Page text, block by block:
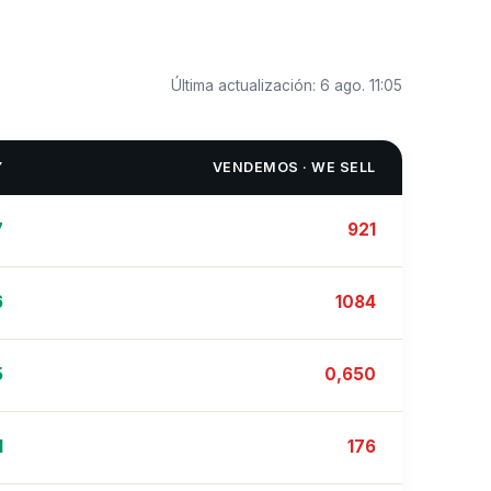
Última actualización:6 ago. 11:05
VENDEMOS · WE SELL
921
1084
0,650
176